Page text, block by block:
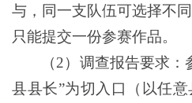
与，同一支队伍可选择不
只能提交一份参赛作品。
（2）调查报告要求
县县长”为切入口（以任